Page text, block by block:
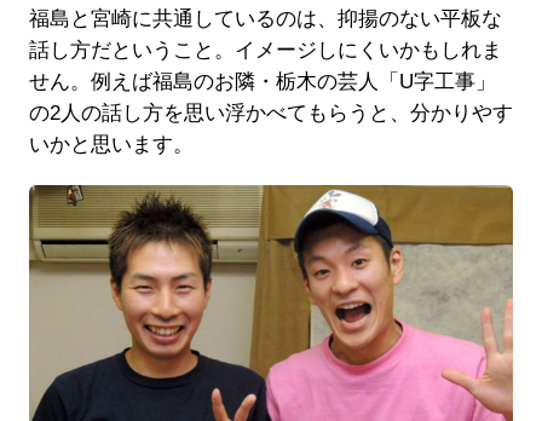
福島と宮崎に共通しているのは、抑揚のない平板な
話し方だということ。イメージしにくいかもしれま
せん。例えば福島のお隣・栃木の芸人「U字工事」
の2人の話し方を思い浮かべてもらうと、分かりやす
いかと思います。